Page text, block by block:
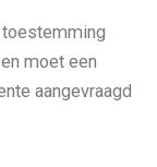
toestemming
moet een
aangevraagd